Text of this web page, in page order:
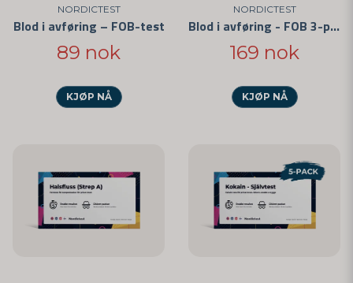
NORDICTEST
Blod i avføring – FOB-test
89 nok
KJØP NÅ
NORDICTEST
Blod i avføring - FOB 3-pakning
169 nok
KJØP NÅ